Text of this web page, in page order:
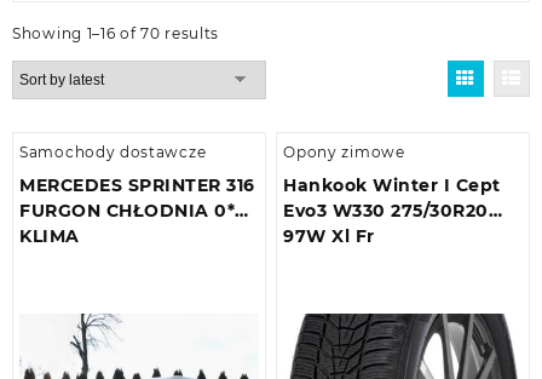
Showing 1–16 of 70 results
Samochody dostawcze
MERCEDES SPRINTER 316
FURGON CHŁODNIA 0*C
KLIMA
Opony zimowe
Hankook Winter I Cept
Evo3 W330 275/30R20
97W Xl Fr